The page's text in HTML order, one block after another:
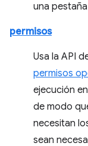
una
permisos
Usa la API
permisos
ejecución
de modo
necesitan
sean